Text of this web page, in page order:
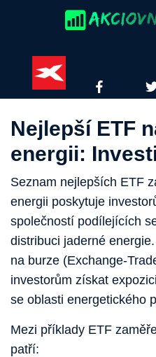
Nejlepší ETF
energii:
Seznam nejlepších ETF
energii poskytuje
společností podílejících
distribuci jaderné
na burze (Exchange-
investorům získat
se oblasti energetického
Mezi příklady ETF
patří: